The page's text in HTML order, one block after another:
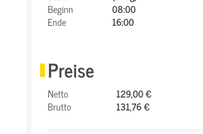
Beginn
08:00
Ende
16:00
Preise
Netto
129,00 €
Brutto
131,76 €